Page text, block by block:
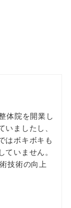
体院を開業し
ましたし、
はボキボキも
いません。
技術の向上